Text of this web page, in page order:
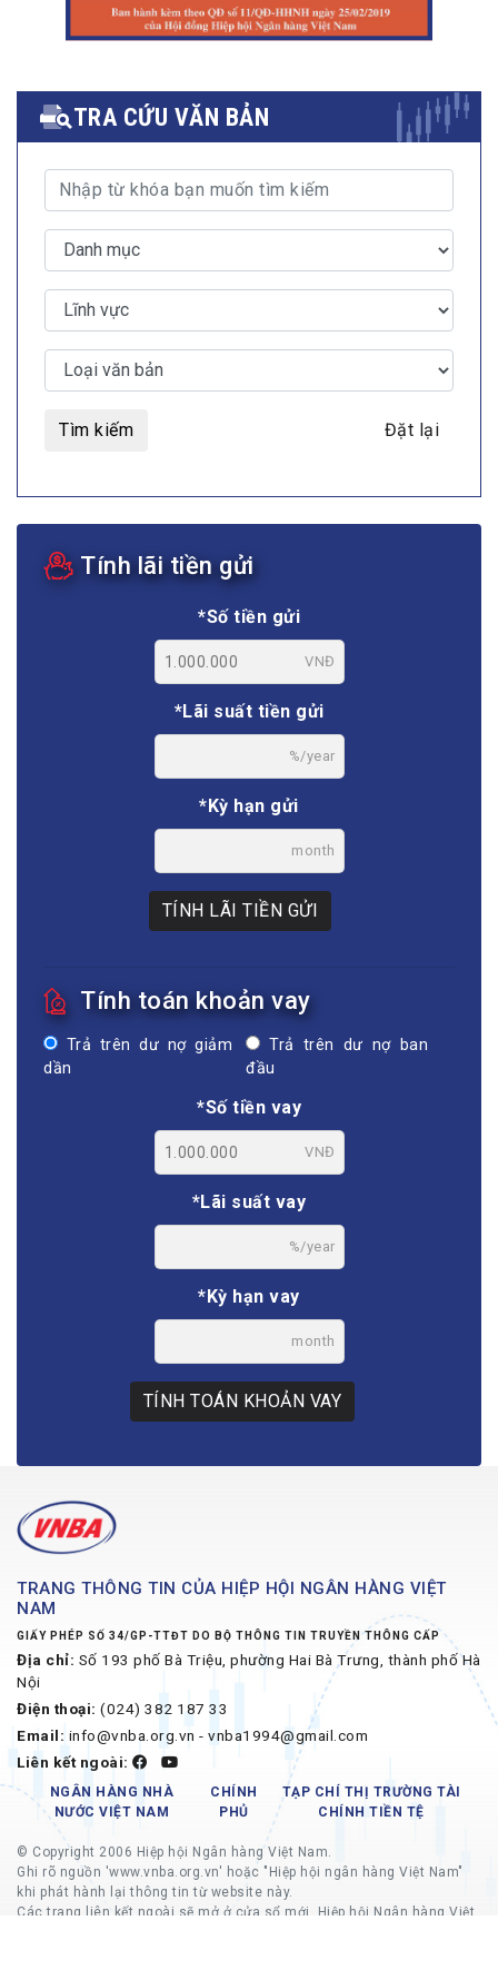
TRA CỨU VĂN BẢN
Tìm kiếm Đặt lại
Tính lãi tiền gửi
*Số tiền gửi
VNĐ
*Lãi suất tiền gửi
%/year
*Kỳ hạn gửi
month
TÍNH LÃI TIỀN GỬI
Tính toán khoản vay
Trả trên dư nợ giảm
dần
Trả trên dư nợ ban
đầu
*Số tiền vay
VNĐ
*Lãi suất vay
%/year
*Kỳ hạn vay
month
TÍNH TOÁN KHOẢN VAY
TRANG THÔNG TIN CỦA HIỆP HỘI NGÂN HÀNG VIỆT
NAM
GIẤY PHÉP SỐ 34/GP-TTĐT DO BỘ THÔNG TIN TRUYỀN THÔNG CẤP
Địa chỉ: Số 193 phố Bà Triệu, phường Hai Bà Trưng, thành phố Hà
Nội
Điện thoại: (024) 382 187 33
Email: info@vnba.org.vn - vnba1994@gmail.com
Liên kết ngoài:
NGÂN HÀNG NHÀ
NƯỚC VIỆT NAM
CHÍNH
PHỦ
TẠP CHÍ THỊ TRƯỜNG TÀI
CHÍNH TIỀN TỆ
© Copyright 2006 Hiệp hội Ngân hàng Việt Nam.
Ghi rõ nguồn 'www.vnba.org.vn' hoặc "Hiệp hội ngân hàng Việt Nam"
khi phát hành lại thông tin từ website này.
Các trang liên kết ngoài sẽ mở ở cửa sổ mới, Hiệp hội Ngân hàng Việt